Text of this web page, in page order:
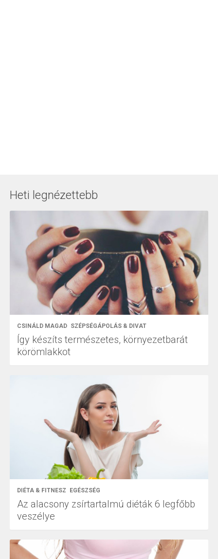
Heti legnézettebb
CSINÁLD MAGAD SZÉPSÉGÁPOLÁS & DIVAT
Így készíts természetes, környezetbarát
körömlakkot
DIÉTA & FITNESZ EGÉSZSÉG
Az alacsony zsírtartalmú diéták 6 legfőbb
veszélye